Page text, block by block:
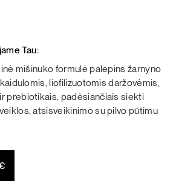
Tau:
mišinuko formulė palepins žarnyno
liofilizuotomis daržovėmis,
prebiotikais, padėsiančiais siekti
atsisveikinimo su pilvo pūtimu